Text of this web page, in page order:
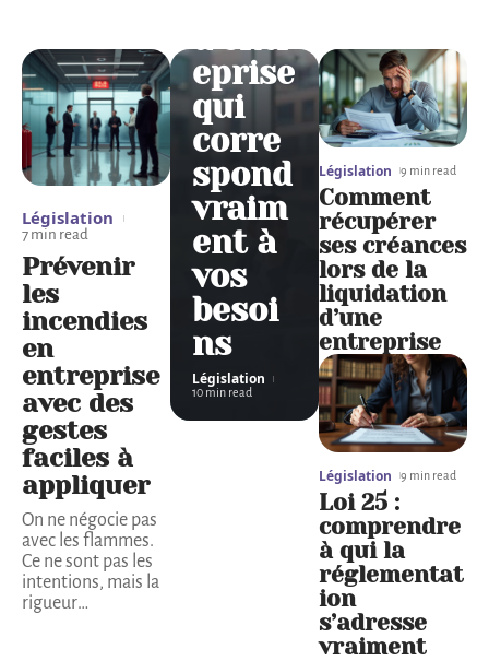
Législation
7 min read
Prévenir
les
incendies
en
entreprise
avec des
gestes
faciles à
appliquer
On ne négocie pas
avec les flammes.
Ce ne sont pas les
intentions, mais la
rigueur…
d’entr
eprise
qui
corre
spond
vraim
ent à
vos
besoi
ns
Législation
10 min read
Législation 9 min read
Comment
récupérer
ses créances
lors de la
liquidation
d’une
entreprise
Législation 9 min read
Loi 25 :
comprendre
à qui la
réglementat
ion
s’adresse
vraiment